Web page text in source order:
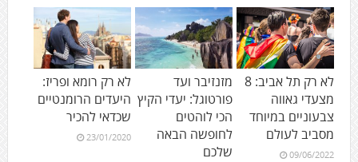
לא רק תל אביב: 8
מצעדי גאווה
צבעוניים במיוחד
מסביב לעולם
09/06/2022
מזנזיבר ועד
פורטוגל: יעדי הקיץ
הכי לוהטים
לחופשה הבאה
שלכם
לא רק רומא ופריז:
היעדים הרומנטיים
שכדאי להכיר
23/01/2020